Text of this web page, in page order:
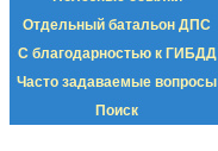
Отдельный батальон ДПС
С благодарностью к ГИБДД
Часто задаваемые вопросы
Поиск